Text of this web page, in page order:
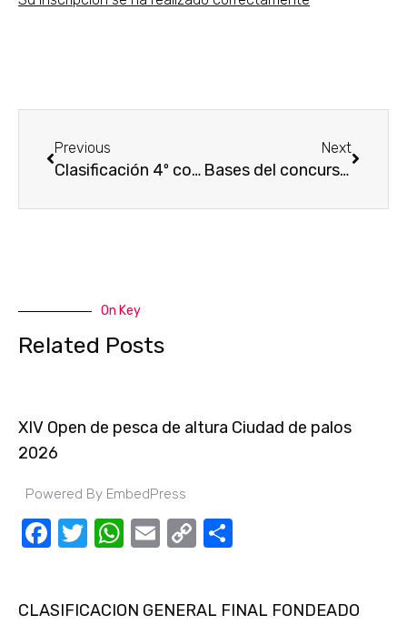
Previous
Clasificación 4º concurso embarcación fondeada 2024
Next
Bases del concurso de cefalópodos 2024
On Key
Related Posts
XIV Open de pesca de altura Ciudad de palos
2026
Powered By EmbedPress
Facebook
Twitter
WhatsApp
Email
Copy
CLASIFICACION GENERAL FINAL FONDEADO